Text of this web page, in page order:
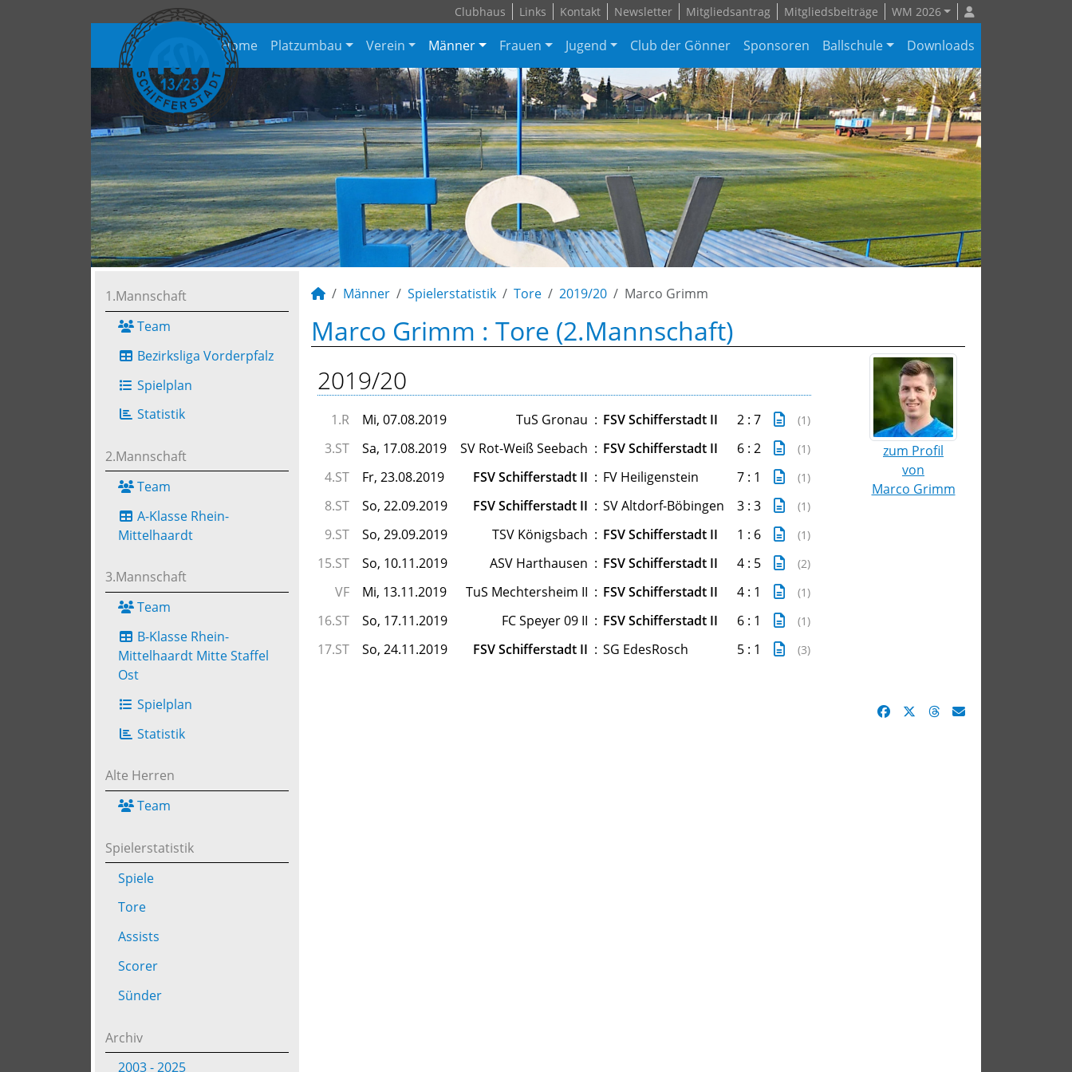
Clubhaus Links Kontakt Newsletter Mitgliedsantrag Mitgliedsbeiträge WM 2026
Home Platzumbau Verein Männer Frauen Jugend Club der Gönner Sponsoren Ballschule Downloads
1.Mannschaft
Team
Bezirksliga Vorderpfalz
Spielplan
Statistik
2.Mannschaft
Team
A-Klasse Rhein-
Mittelhaardt
3.Mannschaft
Team
B-Klasse Rhein-
Mittelhaardt Mitte Staffel
Ost
Spielplan
Statistik
Alte Herren
Team
Spielerstatistik
Spiele
Tore
Assists
Scorer
Sünder
Archiv
2003 - 2025
Männer Spielerstatistik Tore 2019/20 Marco Grimm
Marco Grimm : Tore (2.Mannschaft)
zum Profil
von
Marco Grimm
2019/20
1.R Mi, 07.08.2019 TuS Gronau : FSV Schifferstadt II 2 : 7 (1)
3.ST Sa, 17.08.2019 SV Rot-Weiß Seebach : FSV Schifferstadt II 6 : 2 (1)
4.ST Fr, 23.08.2019 FSV Schifferstadt II : FV Heiligenstein 7 : 1 (1)
8.ST So, 22.09.2019 FSV Schifferstadt II : SV Altdorf-Böbingen 3 : 3 (1)
9.ST So, 29.09.2019 TSV Königsbach : FSV Schifferstadt II 1 : 6 (1)
15.ST So, 10.11.2019 ASV Harthausen : FSV Schifferstadt II 4 : 5 (2)
VF Mi, 13.11.2019 TuS Mechtersheim II : FSV Schifferstadt II 4 : 1 (1)
16.ST So, 17.11.2019 FC Speyer 09 II : FSV Schifferstadt II 6 : 1 (1)
17.ST So, 24.11.2019 FSV Schifferstadt II : SG EdesRosch 5 : 1 (3)